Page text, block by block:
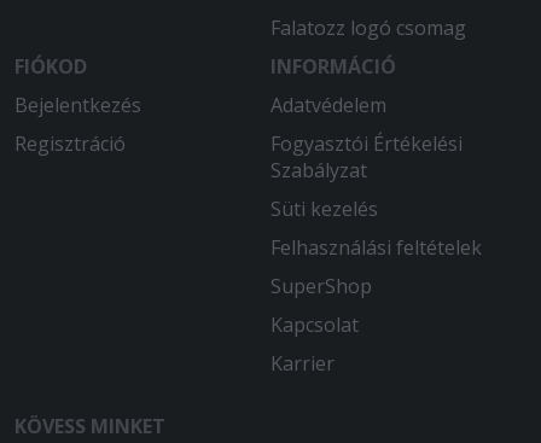
Falatozz logó csomag
FIÓKOD
Bejelentkezés
Regisztráció
INFORMÁCIÓ
Adatvédelem
Fogyasztói Értékelési
Szabályzat
Süti kezelés
Felhasználási feltételek
SuperShop
Kapcsolat
Karrier
KÖVESS MINKET